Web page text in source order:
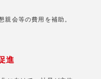
親会等の費用を補助。
進